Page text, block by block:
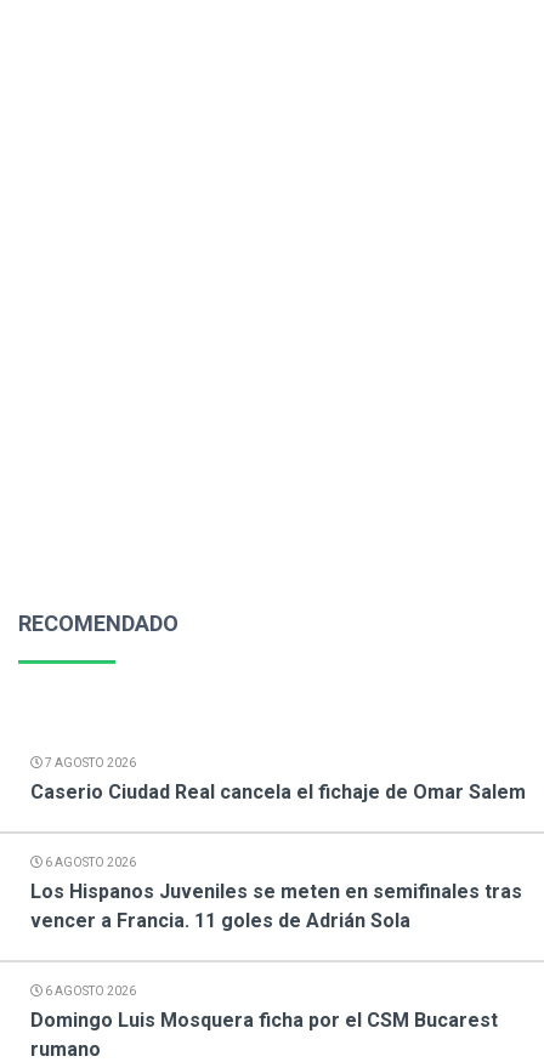
RECOMENDADO
7 AGOSTO 2026
Caserio Ciudad Real cancela el fichaje de Omar Salem
6 AGOSTO 2026
Los Hispanos Juveniles se meten en semifinales tras
vencer a Francia. 11 goles de Adrián Sola
6 AGOSTO 2026
Domingo Luis Mosquera ficha por el CSM Bucarest
rumano